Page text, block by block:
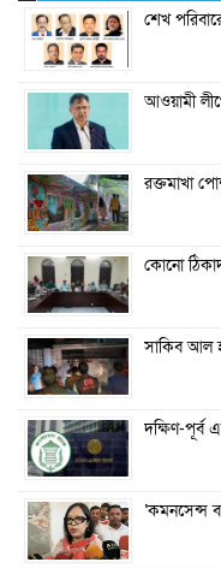
শেখ
আওয়ামী
রক্তমাখা
কোনো
সাকিব আল
দক্ষিণ-পূর্ব
‘কমনসেন্স